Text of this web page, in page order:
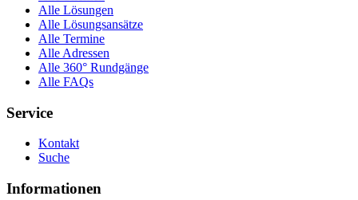
Alle Lösungen
Alle Lösungsansätze
Alle Termine
Alle Adressen
Alle 360° Rundgänge
Alle FAQs
Service
Kontakt
Suche
Informationen